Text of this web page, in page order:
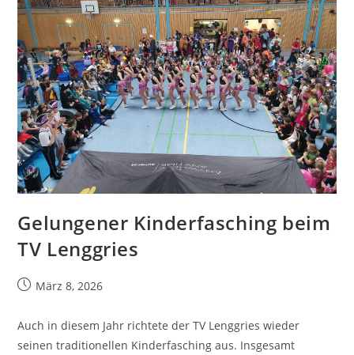
Gelungener Kinderfasching beim
TV Lenggries
März 8, 2026
Auch in diesem Jahr richtete der TV Lenggries wieder
seinen traditionellen Kinderfasching aus. Insgesamt